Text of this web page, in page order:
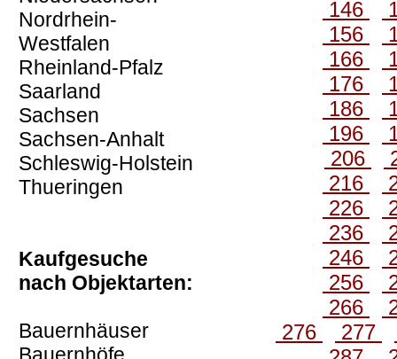
Nordrhein-
Westfalen
Rheinland-Pfalz
Saarland
Sachsen
Sachsen-Anhalt
Schleswig-Holstein
Thueringen
Kaufgesuche
nach Objektarten:
Bauernhäuser
146
156
166
176
186
196
206
216
226
236
246
256
266
276
277